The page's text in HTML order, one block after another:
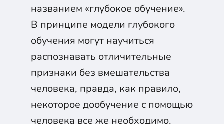
названием «глубокое обучение».
В принципе модели глубокого
обучения могут научиться
распознавать отличительные
признаки без вмешательства
человека, правда, как правило,
некоторое дообучение с помощью
человека все же необходимо.